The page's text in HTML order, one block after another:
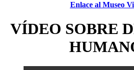
Enlace al Museo
VÍDEO SOBRE